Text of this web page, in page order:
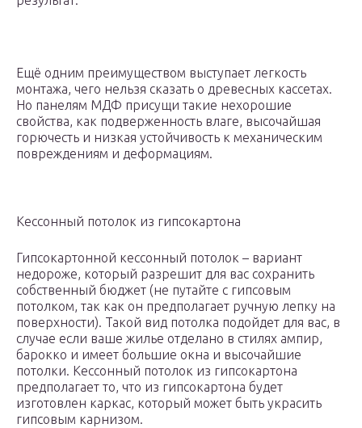
Ещё одним преимуществом выступает легкость
монтажа, чего нельзя сказать о древесных кассетах.
Но панелям МДФ присущи такие нехорошие
свойства, как подверженность влаге, высочайшая
горючесть и низкая устойчивость к механическим
повреждениям и деформациям.
Кессонный потолок из гипсокартона
Гипсокартонной кессонный потолок – вариант
недороже, который разрешит для вас сохранить
собственный бюджет (не путайте с гипсовым
потолком, так как он предполагает ручную лепку на
поверхности). Такой вид потолка подойдет для вас, в
случае если ваше жилье отделано в стилях ампир,
барокко и имеет большие окна и высочайшие
потолки. Кессонный потолок из гипсокартона
предполагает то, что из гипсокартона будет
изготовлен каркас, который может быть украсить
гипсовым карнизом.